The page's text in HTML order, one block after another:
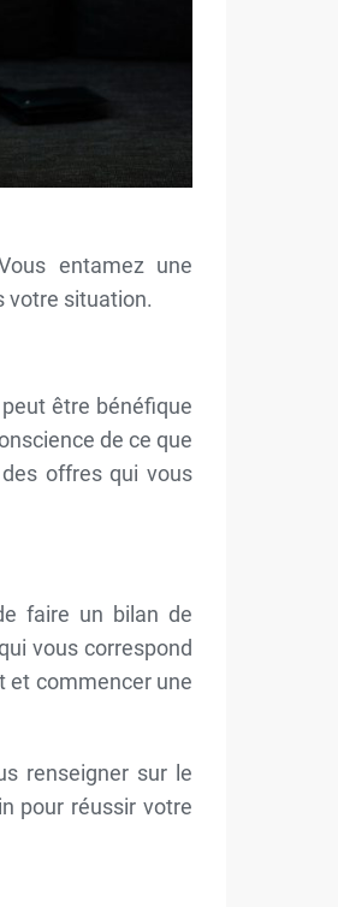
entamez une
votre situation.
être bénéfique
de ce que
offres qui vous
faire un bilan de
vous correspond
et commencer une
renseigner sur le
pour réussir votre